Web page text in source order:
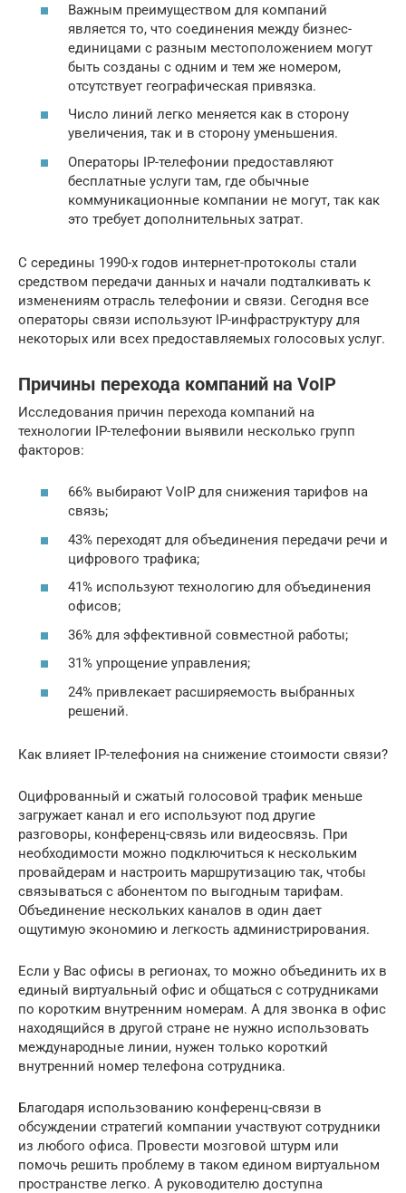
Важным преимуществом для компаний
является то, что соединения между бизнес-
единицами с разным местоположением могут
быть созданы с одним и тем же номером,
отсутствует географическая привязка.
Число линий легко меняется как в сторону
увеличения, так и в сторону уменьшения.
Операторы IP-телефонии предоставляют
бесплатные услуги там, где обычные
коммуникационные компании не могут, так как
это требует дополнительных затрат.
С середины 1990-х годов интернет-протоколы стали
средством передачи данных и начали подталкивать к
изменениям отрасль телефонии и связи. Сегодня все
операторы связи используют IP-инфраструктуру для
некоторых или всех предоставляемых голосовых услуг.
Причины перехода компаний на VoIP
Исследования причин перехода компаний на
технологии IP-телефонии выявили несколько групп
факторов:
66% выбирают VoIP для снижения тарифов на
связь;
43% переходят для объединения передачи речи и
цифрового трафика;
41% используют технологию для объединения
офисов;
36% для эффективной совместной работы;
31% упрощение управления;
24% привлекает расширяемость выбранных
решений.
Как влияет IP-телефония на снижение стоимости связи?
Оцифрованный и сжатый голосовой трафик меньше
загружает канал и его используют под другие
разговоры, конференц-связь или видеосвязь. При
необходимости можно подключиться к нескольким
провайдерам и настроить маршрутизацию так, чтобы
связываться с абонентом по выгодным тарифам.
Объединение нескольких каналов в один дает
ощутимую экономию и легкость администрирования.
Если у Вас офисы в регионах, то можно объединить их в
единый виртуальный офис и общаться с сотрудниками
по коротким внутренним номерам. А для звонка в офис
находящийся в другой стране не нужно использовать
международные линии, нужен только короткий
внутренний номер телефона сотрудника.
Благодаря использованию конференц-связи в
обсуждении стратегий компании участвуют сотрудники
из любого офиса. Провести мозговой штурм или
помочь решить проблему в таком едином виртуальном
пространстве легко. А руководителю доступна